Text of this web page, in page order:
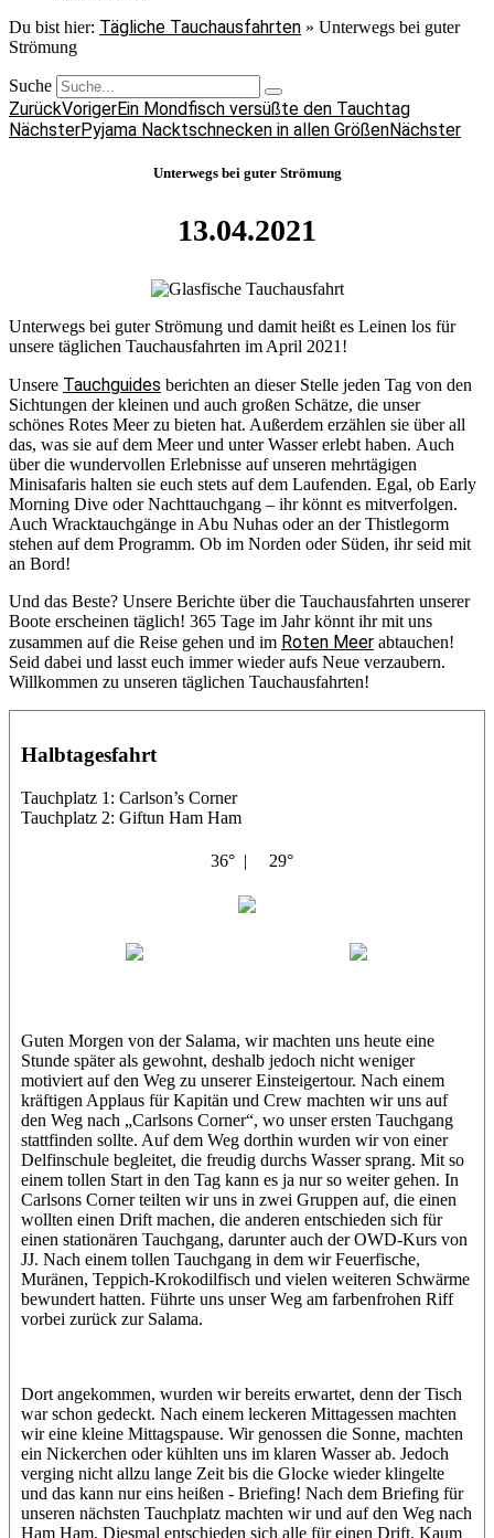
Du bist hier: Tägliche Tauchausfahrten » Unterwegs bei guter
Strömung
Suche
ZurückVorigerEin Mondfisch versüßte den Tauchtag
NächsterPyjama Nacktschnecken in allen GrößenNächster
Unterwegs bei guter Strömung
13.04.2021
Unterwegs bei guter Strömung und damit heißt es Leinen los für
unsere täglichen Tauchausfahrten im April 2021!
Unsere Tauchguides berichten an dieser Stelle jeden Tag von den
Sichtungen der kleinen und auch großen Schätze, die unser
schönes Rotes Meer zu bieten hat. Außerdem erzählen sie über all
das, was sie auf dem Meer und unter Wasser erlebt haben. Auch
über die wundervollen Erlebnisse auf unseren mehrtägigen
Minisafaris halten sie euch stets auf dem Laufenden. Egal, ob Early
Morning Dive oder Nachttauchgang – ihr könnt es mitverfolgen.
Auch Wracktauchgänge in Abu Nuhas oder an der Thistlegorm
stehen auf dem Programm. Ob im Norden oder Süden, ihr seid mit
an Bord!
Und das Beste? Unsere Berichte über die Tauchausfahrten unserer
Boote erscheinen täglich! 365 Tage im Jahr könnt ihr mit uns
zusammen auf die Reise gehen und im Roten Meer abtauchen!
Seid dabei und lasst euch immer wieder aufs Neue verzaubern.
Willkommen zu unseren täglichen Tauchausfahrten!
Halbtagesfahrt
Tauchplatz 1: Carlson’s Corner
Tauchplatz 2: Giftun Ham Ham
36° | 29°
Guten Morgen von der Salama, wir machten uns heute eine
Stunde später als gewohnt, deshalb jedoch nicht weniger
motiviert auf den Weg zu unserer Einsteigertour. Nach einem
kräftigen Applaus für Kapitän und Crew machten wir uns auf
den Weg nach „Carlsons Corner“, wo unser ersten Tauchgang
stattfinden sollte. Auf dem Weg dorthin wurden wir von einer
Delfinschule begleitet, die freudig durchs Wasser sprang. Mit so
einem tollen Start in den Tag kann es ja nur so weiter gehen. In
Carlsons Corner teilten wir uns in zwei Gruppen auf, die einen
wollten einen Drift machen, die anderen entschieden sich für
einen stationären Tauchgang, darunter auch der OWD-Kurs von
JJ. Nach einem tollen Tauchgang in dem wir Feuerfische,
Muränen, Teppich-Krokodilfisch und vielen weiteren Schwärme
bewundert hatten. Führte uns unser Weg am farbenfrohen Riff
vorbei zurück zur Salama.
Dort angekommen, wurden wir bereits erwartet, denn der Tisch
war schon gedeckt. Nach einem leckeren Mittagessen machten
wir eine kleine Mittagspause. Wir genossen die Sonne, machten
ein Nickerchen oder kühlten uns im klaren Wasser ab. Jedoch
verging nicht allzu lange Zeit bis die Glocke wieder klingelte
und das kann nur eins heißen - Briefing! Nach dem Briefing für
unseren nächsten Tauchplatz machten wir und auf den Weg nach
Ham Ham. Diesmal entschieden sich alle für einen Drift. Kaum